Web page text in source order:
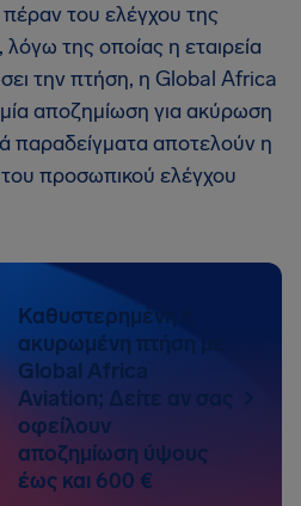
του ελέγχου της
της οποίας η εταιρεία
την πτήση, η Global Africa
αποζημίωση για ακύρωση
παραδείγματα αποτελούν η
του προσωπικού ελέγχου
Καθυστερημένη ή
ακυρωμένη πτήση με
Global Africa
Aviation; Δείτε αν σας
οφείλουν
αποζημίωση ύψους
έως και 600 €